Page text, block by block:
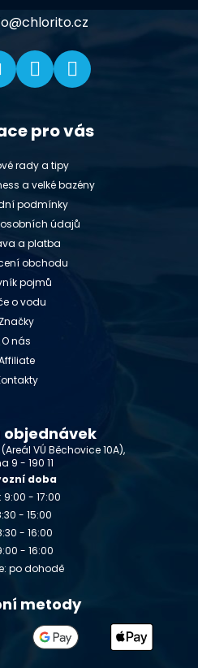
@chlorito.cz
pro vás
rady a tipy
a velké bazény
podmínky
údajů
a platba
obchodu
pojmů
o vodu
Značky
O nás
objednávek
VÚ Běchovice 10A),
9 - 190 11
doba
9:00 - 17:00
- 15:00
- 16:00
- 16:00
po dohodě
metody